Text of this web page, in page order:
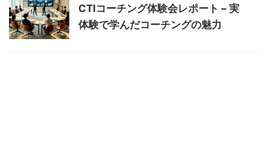
CTIコーチング体験会レポート – 実
体験で学んだコーチングの魅力